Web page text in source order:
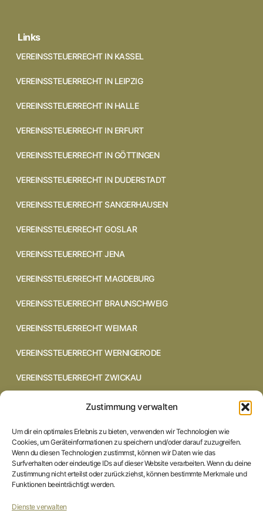
Zustimmung verwalten
Um dir ein optimales Erlebnis zu bieten, verwenden wir Technologien wie
Cookies, um Geräteinformationen zu speichern und/oder darauf zuzugreifen.
Wenn du diesen Technologien zustimmst, können wir Daten wie das
Surfverhalten oder eindeutige IDs auf dieser Website verarbeiten. Wenn du deine
Zustimmung nicht erteilst oder zurückziehst, können bestimmte Merkmale und
Funktionen beeinträchtigt werden.
Dienste verwalten
Links
VEREINSSTEUERRECHT IN KASSEL
VEREINSSTEUERRECHT IN LEIPZIG
VEREINSSTEUERRECHT IN HALLE
VEREINSSTEUERRECHT IN ERFURT
VEREINSSTEUERRECHT IN GÖTTINGEN
VEREINSSTEUERRECHT IN DUDERSTADT
VEREINSSTEUERRECHT SANGERHAUSEN
VEREINSSTEUERRECHT GOSLAR
VEREINSSTEUERRECHT JENA
VEREINSSTEUERRECHT MAGDEBURG
VEREINSSTEUERRECHT BRAUNSCHWEIG
VEREINSSTEUERRECHT WEIMAR
VEREINSSTEUERRECHT WERNIGERODE
VEREINSSTEUERRECHT ZWICKAU
VEREINSSTEUERRECHT CHEMNITZ
VEREINSSTEUERRECHT DRESDEN
VEREINSSTEUERRECHT COTTBUS
VEREINSSTEUERRECHT IN BRAUNSCHWEIG